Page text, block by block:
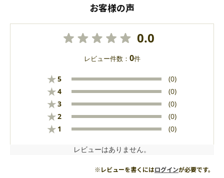
お客様の声
0.0
レビュー件数： 0件
★5 (0)
★4 (0)
★3 (0)
★2 (0)
★ 1 (0)
レビューはありません。
※レビューを書くにはログインが必要です。